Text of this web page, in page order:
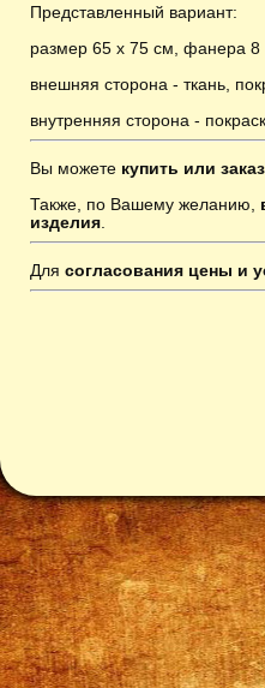
Представленный вариант:
размер 65 х 75 см, фанера 8
внешняя сторона - ткань,
внутренняя сторона -
Вы можете купить или
Также, по Вашему желанию,
изделия
Для согласования цены и